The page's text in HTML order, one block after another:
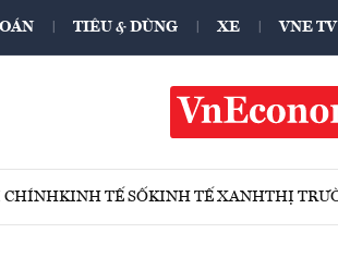
TIÊU & DÙNG XE VNE TV
CHÍNHKINH TẾ SỐKINH TẾ XANHTHỊ